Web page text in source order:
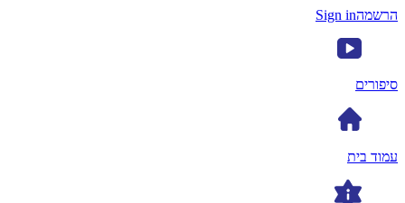
הרשמהSign in
סיפורים
עמוד בית